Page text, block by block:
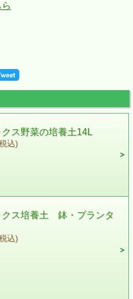
ス野菜の培養土14L
込)
クス培養土 鉢・プランタ
込)